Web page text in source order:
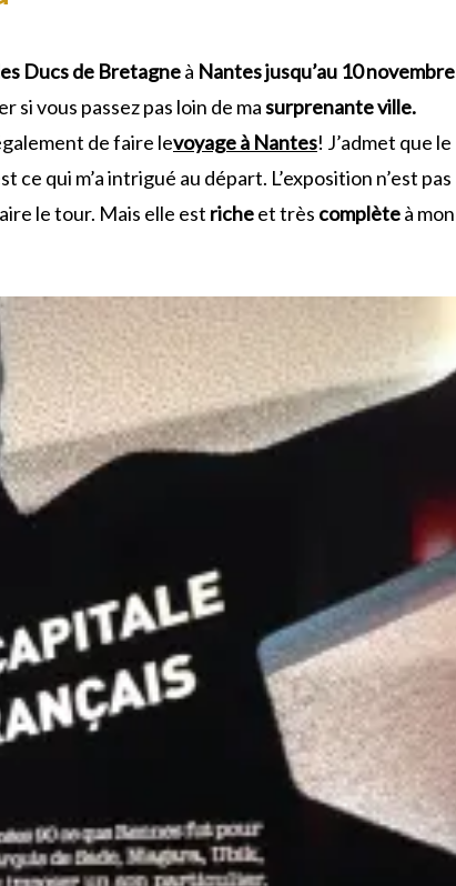
Ducs de Bretagneà Nantes jusqu’au 10 novembre
si vous passez pas loin de masurprenante ville.
de faire levoyage à Nantes! J’admet que le
ce qui m’a intrigué au départ. L’exposition n’est pas
le tour. Mais elle est richeet très complèteà mon